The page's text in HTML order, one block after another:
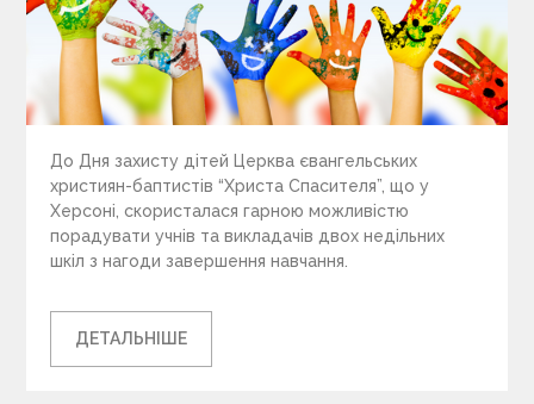
До Дня захисту дітей Церква євангельських
християн-баптистів “Христа Спасителя”, що у
Херсоні, скористалася гарною можливістю
порадувати учнів та викладачів двох недільних
шкіл з нагоди завершення навчання.
ДЕТАЛЬНІШЕ